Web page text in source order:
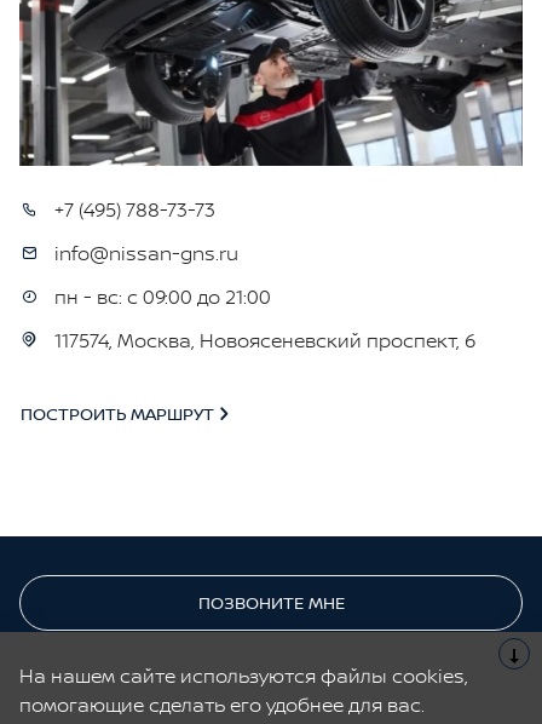
+7 (495) 788-73-73
info@nissan-gns.ru
пн - вс: с 09:00 до 21:00
117574, Москва, Новоясеневский проспект, 6
ПОСТРОИТЬ МАРШРУТ
ПОЗВОНИТЕ МНЕ
ЗАПИСЬ НА СЕРВИС
На нашем сайте используются файлы cookies,
помогающие сделать его удобнее для вас.